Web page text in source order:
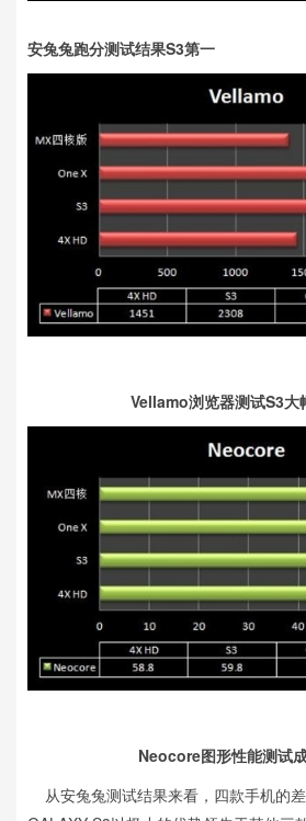
安兔兔跑分测试结果S3第一
Vellamo浏览器测试S3大
Neocore图形性能测试
从安兔兔测试结果来看，四款手机的差